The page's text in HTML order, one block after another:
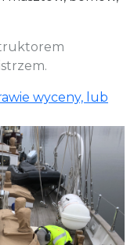
wyceny, lub